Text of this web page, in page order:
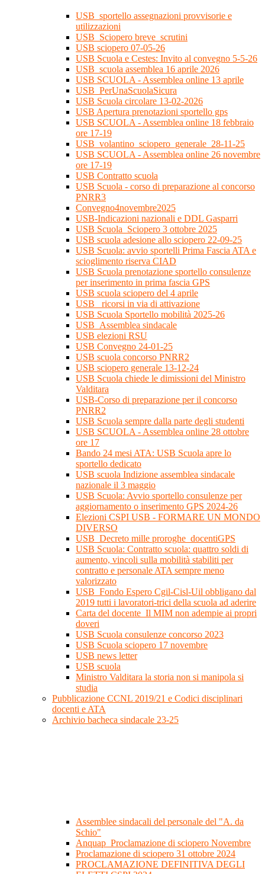
USB_sportello assegnazioni provvisorie e
utilizzazioni
USB_Sciopero breve_scrutini
USB sciopero 07-05-26
USB Scuola e Cestes: Invito al convegno 5-5-26
USB_scuola assemblea 16 aprile 2026
USB SCUOLA - Assemblea online 13 aprile
USB_PerUnaScuolaSicura
USB Scuola circolare 13-02-2026
USB Apertura prenotazioni sportello gps
USB SCUOLA - Assemblea online 18 febbraio
ore 17-19
USB_volantino_sciopero_generale_28-11-25
USB SCUOLA - Assemblea online 26 novembre
ore 17-19
USB Contratto scuola
USB Scuola - corso di preparazione al concorso
PNRR3
Convegno4novembre2025
USB-Indicazioni nazionali e DDL Gasparri
USB Scuola_Sciopero 3 ottobre 2025
USB scuola adesione allo sciopero 22-09-25
USB Scuola: avvio sportelli Prima Fascia ATA e
scioglimento riserva CIAD
USB Scuola prenotazione sportello consulenze
per inserimento in prima fascia GPS
USB scuola sciopero del 4 aprile
USB_ ricorsi in via di attivazione
USB Scuola Sportello mobilità 2025-26
USB_Assemblea sindacale
USB elezioni RSU
USB Convegno 24-01-25
USB scuola concorso PNRR2
USB sciopero generale 13-12-24
USB Scuola chiede le dimissioni del Ministro
Valditara
USB-Corso di preparazione per il concorso
PNRR2
USB Scuola sempre dalla parte degli studenti
USB SCUOLA - Assemblea online 28 ottobre
ore 17
Bando 24 mesi ATA: USB Scuola apre lo
sportello dedicato
USB scuola Indizione assemblea sindacale
nazionale il 3 maggio
USB Scuola: Avvio sportello consulenze per
aggiornamento o inserimento GPS 2024-26
Elezioni CSPI USB - FORMARE UN MONDO
DIVERSO
USB_Decreto mille proroghe_docentiGPS
USB Scuola: Contratto scuola: quattro soldi di
aumento, vincoli sulla mobilità stabiliti per
contratto e personale ATA sempre meno
valorizzato
USB_Fondo Espero Cgil-Cisl-Uil obbligano dal
2019 tutti i lavoratori-trici della scuola ad aderire
Carta del docente_Il MIM non adempie ai propri
doveri
USB Scuola consulenze concorso 2023
USB Scuola sciopero 17 novembre
USB news letter
USB scuola
Ministro Valditara la storia non si manipola si
studia
Pubblicazione CCNL 2019/21 e Codici disciplinari
docenti e ATA
Archivio bacheca sindacale 23-25
Assemblee sindacali del personale del "A. da
Schio"
Anquap_Proclamazione di sciopero Novembre
Proclamazione di sciopero 31 ottobre 2024
PROCLAMAZIONE DEFINITIVA DEGLI